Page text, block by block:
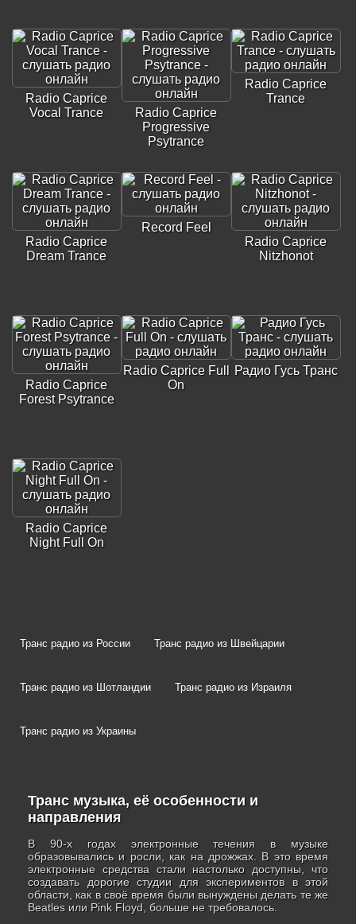
Radio Caprice
Vocal Trance
Radio Caprice
Progressive
Psytrance
Radio Caprice
Trance
Radio Caprice
Dream Trance
Record Feel
Radio Caprice
Nitzhonot
Radio Caprice
Forest Psytrance
Radio Caprice Full
On
Радио Гусь Транс
Radio Caprice
Night Full On
Транс радио из России Транс радио из Швейцарии
Транс радио из Шотландии Транс радио из Израиля
Транс радио из Украины
Транс музыка, её особенности и
направления
В 90-х годах электронные течения в музыке
образовывались и росли, как на дрожжах. В это время
электронные средства стали настолько доступны, что
создавать дорогие студии для экспериментов в этой
области, как в своё время были вынуждены делать те же
Beatles или Pink Floyd, больше не требовалось.